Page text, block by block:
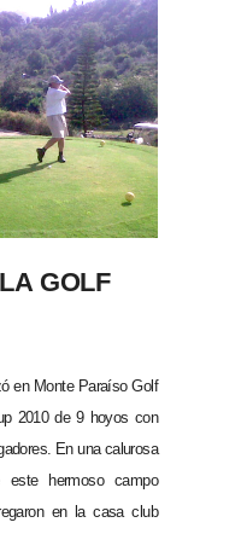
GOLF
en Monte Paraíso Golf
2010 de 9 hoyos con
En una calurosa
este hermoso campo
en la casa club